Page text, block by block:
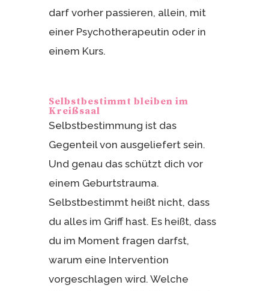
darf vorher passieren, allein, mit
einer Psychotherapeutin oder in
einem Kurs.
Selbstbestimmt bleiben im
Kreißsaal
Selbstbestimmung ist das
Gegenteil von ausgeliefert sein.
Und genau das schützt dich vor
einem Geburtstrauma.
Selbstbestimmt heißt nicht, dass
du alles im Griff hast. Es heißt, dass
du im Moment fragen darfst,
warum eine Intervention
vorgeschlagen wird. Welche